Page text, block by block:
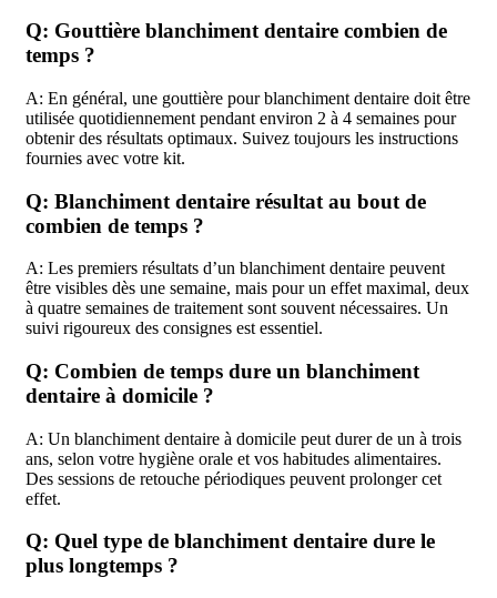
Q: Gouttière blanchiment dentaire combien de
temps ?
A: En général, une gouttière pour blanchiment dentaire doit être
utilisée quotidiennement pendant environ 2 à 4 semaines pour
obtenir des résultats optimaux. Suivez toujours les instructions
fournies avec votre kit.
Q: Blanchiment dentaire résultat au bout de
combien de temps ?
A: Les premiers résultats d’un blanchiment dentaire peuvent
être visibles dès une semaine, mais pour un effet maximal, deux
à quatre semaines de traitement sont souvent nécessaires. Un
suivi rigoureux des consignes est essentiel.
Q: Combien de temps dure un blanchiment
dentaire à domicile ?
A: Un blanchiment dentaire à domicile peut durer de un à trois
ans, selon votre hygiène orale et vos habitudes alimentaires.
Des sessions de retouche périodiques peuvent prolonger cet
effet.
Q: Quel type de blanchiment dentaire dure le
plus longtemps ?